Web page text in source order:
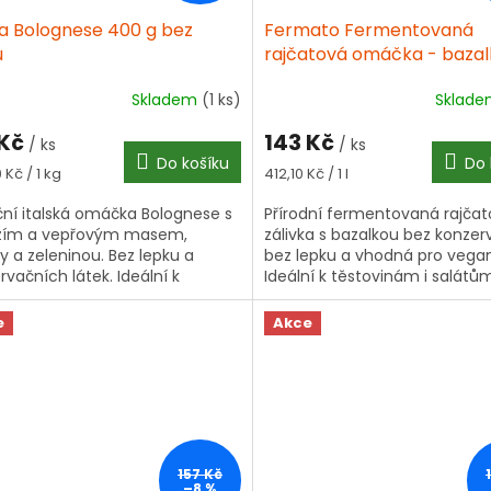
Bolognese 400 g bez
Skladem (1 ks)
/ ks
Kč / 1 kg Do košíku
italská omáčka Bolognese s
a vepřovým masem,
a zeleninou. Bez lepku a
látek. Ideální k
Fermato Fermentovaná
rajčatová omáčka -
143 Kč / ks
Měrná
412,10 Kč / 1 l Do
Přírodní fermentovaná
zálivka s bazalkou bez
bez lepku a vhodná pro
Ideální k těstovinám i
157 Kč
Akce